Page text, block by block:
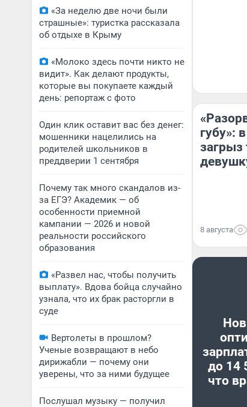
«За неделю две ночи были
страшные»: туристка рассказала
об отдыхе в Крыму
«Молоко здесь почти никто не
видит». Как делают продукты,
которые вы покупаете каждый
день: репортаж с фото
Один клик оставит вас без денег:
мошенники нацелились на
родителей школьников в
преддверии 1 сентября
Почему так много скандалов из-
за ЕГЭ? Академик — об
особенности приемной
кампании — 2026 и новой
реальности российского
образования
«Развел нас, чтобы получить
выплату». Вдова бойца случайно
узнала, что их брак расторгли в
суде
Вертолеты в прошлом?
Ученые возвращают в небо
дирижабли — почему они
уверены, что за ними будущее
Послушал музыку — получил
губу»:
загрыз
8 августа
до 14
что